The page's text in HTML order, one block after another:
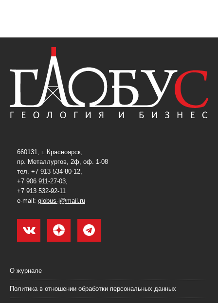
660131, г. Красноярск,
пр. Металлургов, 2ф, оф. 1-08
тел. +7 913 534-80-12,
+7 906 911-27-03,
+7 913 532-92-11
e-mail: globus-j@mail.ru
О журнале
Политика в отношении обработки персональных данных